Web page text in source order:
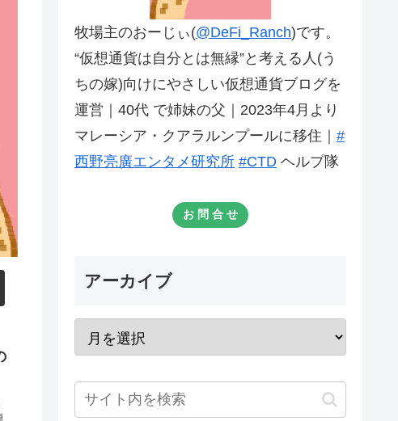
牧場主のおーじぃ(@DeFi_Ranch)です。
“仮想通貨は自分とは無縁”と考える人(う
ちの嫁)向けにやさしい仮想通貨ブログを
運営｜40代 で姉妹の父｜2023年4月より
マレーシア・クアラルンプールに移住｜ #
西野亮廣エンタメ研究所 #CTD ヘルプ隊
お 問 合 せ
アーカイブ